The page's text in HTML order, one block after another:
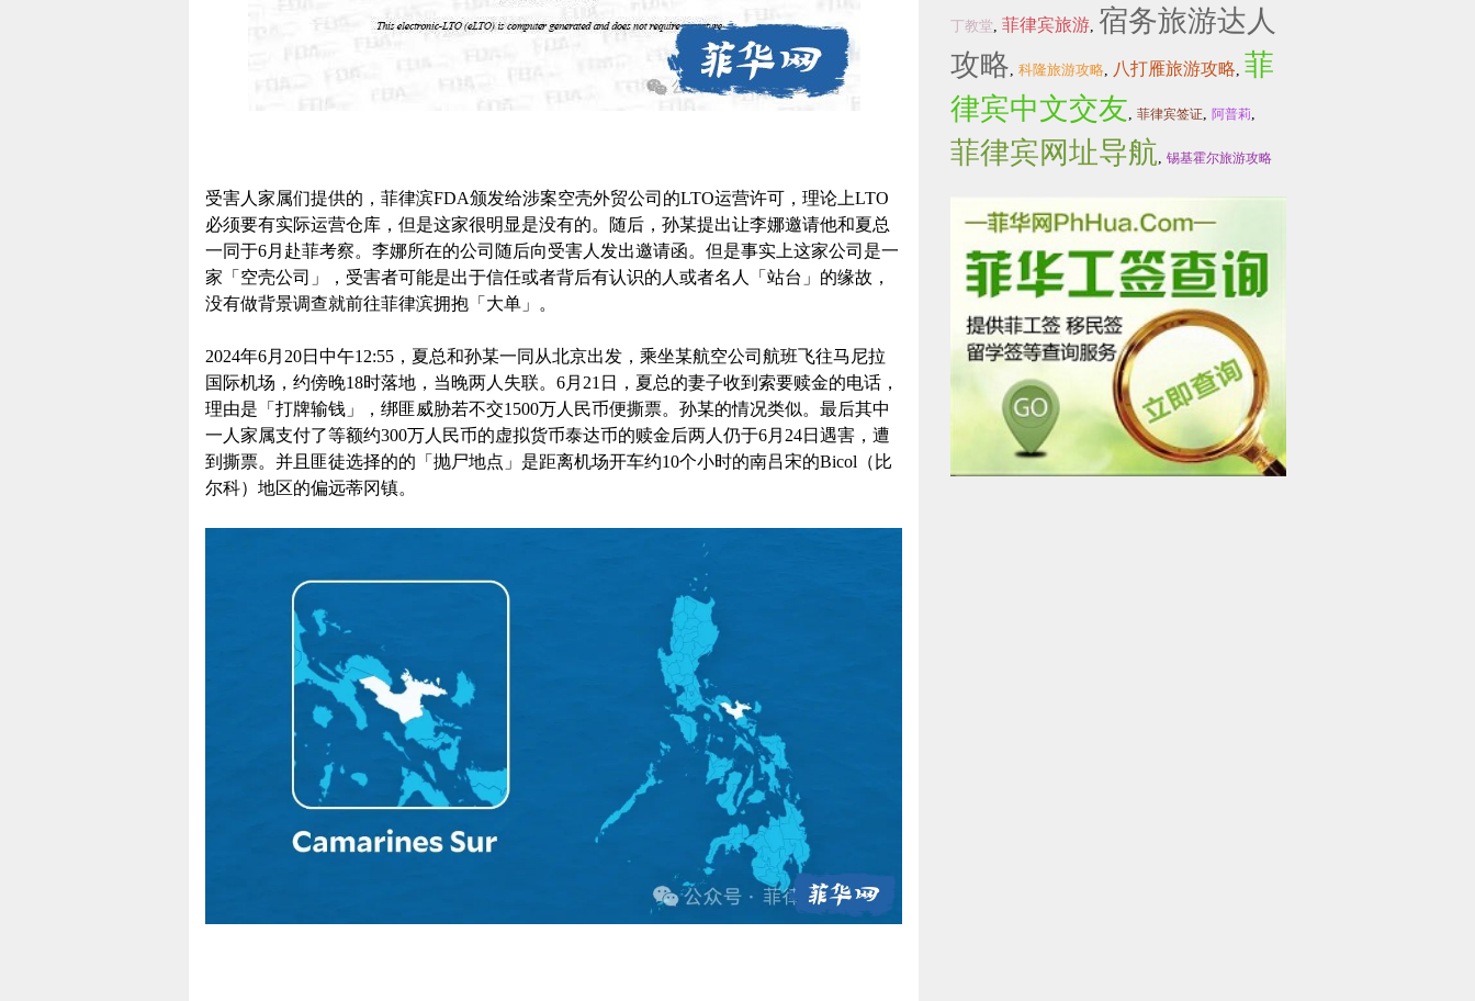
受害人家属们提供的，菲律滨FDA颁发给涉案空壳外贸公司的LTO运营许可，理论上LTO
必须要有实际运营仓库，但是这家很明显是没有的。随后，孙某提出让李娜邀请他和夏总
一同于6月赴菲考察。李娜所在的公司随后向受害人发出邀请函。但是事实上这家公司是一
家「空壳公司」，受害者可能是出于信任或者背后有认识的人或者名人「站台」的缘故，
没有做背景调查就前往菲律滨拥抱「大单」。
2024年6月20日中午12:55，夏总和孙某一同从北京出发，乘坐某航空公司航班飞往马尼拉
国际机场，约傍晚18时落地，当晚两人失联。6月21日，夏总的妻子收到索要赎金的电话，
理由是「打牌输钱」，绑匪威胁若不交1500万人民币便撕票。孙某的情况类似。最后其中
一人家属支付了等额约300万人民币的虚拟货币泰达币的赎金后两人仍于6月24日遇害，遭
到撕票。并且匪徒选择的的「抛尸地点」是距离机场开车约10个小时的南吕宋的Bicol（比
尔科）地区的偏远蒂冈镇。
丁教堂, 菲律宾旅游, 宿务旅游达人
攻略, 科隆旅游攻略, 八打雁旅游攻略, 菲
律宾中文交友, 菲律宾签证, 阿普莉,
菲律宾网址导航, 锡基霍尔旅游攻略